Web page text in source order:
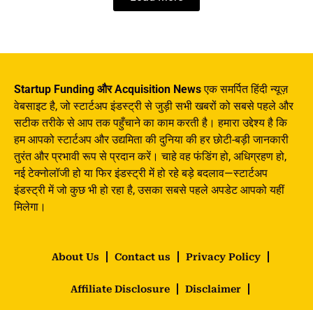
Startup Funding और Acquisition Newsएक समर्पित हिंदी न्यूज़
वेबसाइट है, जो स्टार्टअप इंडस्ट्री से जुड़ी सभी खबरों को सबसे पहले और
सटीक तरीके से आप तक पहुँचाने का काम करती है। हमारा उद्देश्य है कि
हम आपको स्टार्टअप और उद्यमिता की दुनिया की हर छोटी-बड़ी जानकारी
तुरंत और प्रभावी रूप से प्रदान करें। चाहे वह फंडिंग हो, अधिग्रहण हो,
नई टेक्नोलॉजी हो या फिर इंडस्ट्री में हो रहे बड़े बदलाव—स्टार्टअप
इंडस्ट्री में जो कुछ भी हो रहा है, उसका सबसे पहले अपडेट आपको यहीं
मिलेगा।
About Us Contact us Privacy Policy
Affiliate Disclosure Disclaimer